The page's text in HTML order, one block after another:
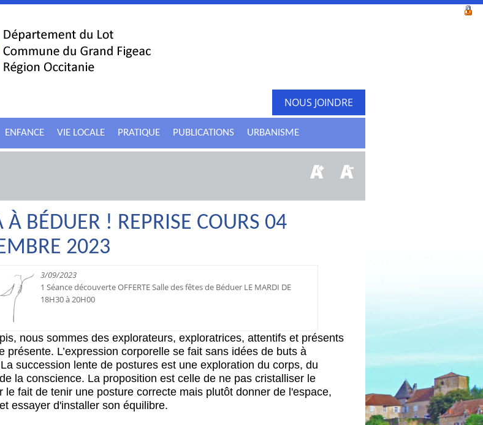
NOUS JOINDRE
ENFANCE VIE LOCALE PRATIQUE PUBLICATIONS URBANISME
À BÉDUER ! REPRISE COURS 04
2023
3/09/2023
1 Séance découverte OFFERTE Salle des fêtes de Béduer LE MARDI DE
18H30 à 20H00
nous sommes des explorateurs, exploratrices, attentifs et présents
présente. L’expression corporelle se fait sans idées de buts à
succession lente de postures est une exploration du corps, du
la conscience. La proposition est celle de ne pas cristalliser le
le fait de tenir une posture correcte mais plutôt donner de l'espace,
essayer d'installer son équilibre.